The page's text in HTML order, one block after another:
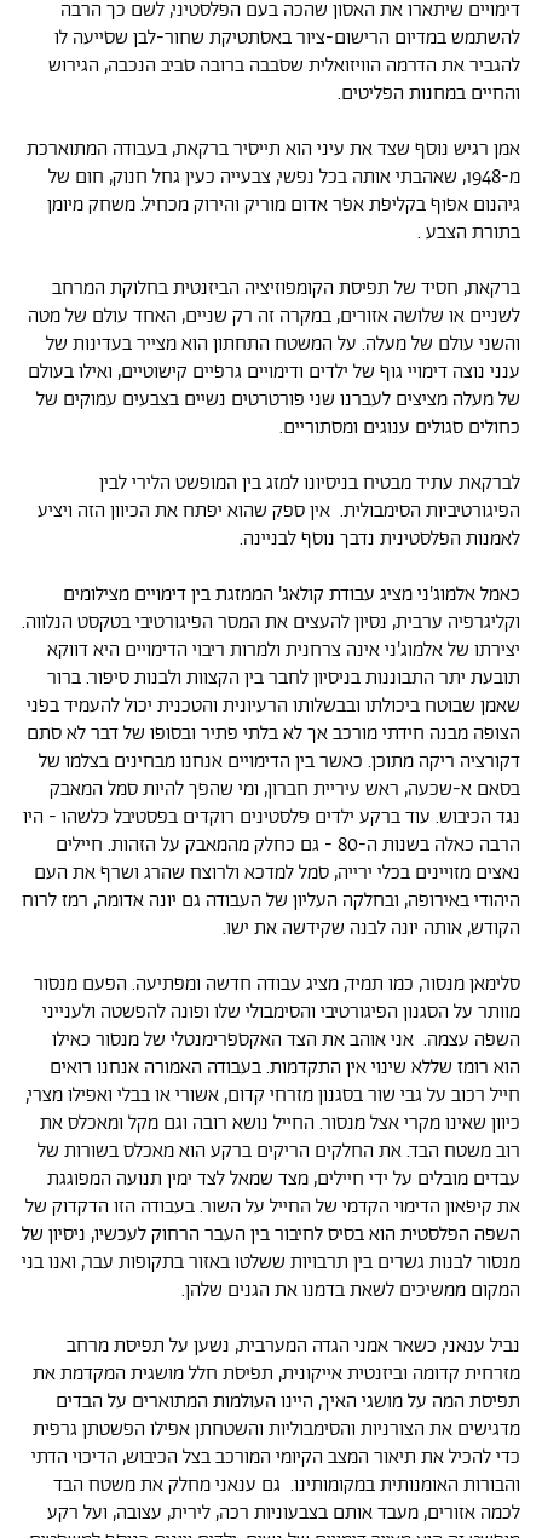
דימויים שיתארו את האסון שהכה בעם הפלסטיני, לשם כך הרבה
להשתמש במדיום הרישום-ציור באסתטיקת שחור-לבן שסייעה לו
להגביר את הדרמה הוויזואלית שסבבה ברובה סביב הנכבה, הגירוש
והחיים במחנות הפליטים.
אמן רגיש נוסף שצד את עיני הוא תייסיר ברקאת, בעבודה המתוארכת
מ-1948, שאהבתי אותה בכל נפשי, צבעייה כעין גחל חנוק, חום של
גיהנום אפוף בקליפת אפר אדום מוריק והירוק מכחיל. משחק מיומן
בתורת הצבע .
ברקאת, חסיד של תפיסת הקומפוזיציה הביזנטית בחלוקת המרחב
לשניים או שלושה אזורים, במקרה זה רק שניים, האחד עולם של מטה
והשני עולם של מעלה. על המשטח התחתון הוא מצייר בעדינות של
ענני נוצה דימויי גוף של ילדים ודימויים גרפיים קישוטיים, ואילו בעולם
של מעלה מציצים לעברנו שני פורטרטים נשיים בצבעים עמוקים של
כחולים סגולים ענוגים ומסתוריים.
לברקאת עתיד מבטיח בניסיונו למזג בין המופשט הלירי לבין
הפיגורטיביות הסימבולית. אין ספק שהוא יפתח את הכיוון הזה ויציע
לאמנות הפלסטינית נדבך נוסף לבניינה.
כאמל אלמוג'ני מציג עבודת קולאג' הממזגת בין דימויים מצילומים
וקליגרפיה ערבית, נסיון להעצים את המסר הפיגורטיבי בטקסט הנלווה.
יצירתו של אלמוג'ני אינה צרחנית ולמרות ריבוי הדימויים היא דווקא
תובעת יתר התבוננות בניסיון לחבר בין הקצוות ולבנות סיפור. ברור
שאמן שבוטח ביכולתו ובבשלותו הרעיונית והטכנית יכול להעמיד בפני
הצופה מבנה חידתי מורכב אך לא בלתי פתיר ובסופו של דבר לא סתם
דקורציה ריקה מתוכן. כאשר בין הדימויים אנחנו מבחינים בצלמו של
בסאם א-שכעה, ראש עיריית חברון, ומי שהפך להיות סמל המאבק
נגד הכיבוש. עוד ברקע ילדים פלסטינים רוקדים בפסטיבל כלשהו - היו
הרבה כאלה בשנות ה-80 - גם כחלק מהמאבק על הזהות. חיילים
נאצים מזויינים בכלי ירייה, סמל למדכא ולרוצח שהרג ושרף את העם
היהודי באירופה, ובחלקה העליון של העבודה גם יונה אדומה, רמז לרוח
הקודש, אותה יונה לבנה שקידשה את ישו.
סלימאן מנסור, כמו תמיד, מציג עבודה חדשה ומפתיעה. הפעם מנסור
מוותר על הסגנון הפיגורטיבי והסימבולי שלו ופונה להפשטה ולענייני
השפה עצמה. אני אוהב את הצד האקספרימנטלי של מנסור כאילו
הוא רומז שללא שינוי אין התקדמות. בעבודה האמורה אנחנו רואים
חייל רכוב על גבי שור בסגנון מזרחי קדום, אשורי או בבלי ואפילו מצרי,
כיוון שאינו מקרי אצל מנסור. החייל נושא רובה וגם מקל ומאכלס את
רוב משטח הבד. את החלקים הריקים ברקע הוא מאכלס בשורות של
עבדים מובלים על ידי חיילים, מצד שמאל לצד ימין תנועה המפוגגת
את קיפאון הדימוי הקדמי של החייל על השור. בעבודה הזו הדקדוק של
השפה הפלסטית הוא בסיס לחיבור בין העבר הרחוק לעכשיו, ניסיון של
מנסור לבנות גשרים בין תרבויות ששלטו באזור בתקופות עבר, ואנו בני
המקום ממשיכים לשאת בדמנו את הגנים שלהן.
נביל ענאני, כשאר אמני הגדה המערבית, נשען על תפיסת מרחב
מזרחית קדומה וביזנטית אייקונית, תפיסת חלל מושגית המקדמת את
תפיסת המה על מושגי האיך, היינו העולמות המתוארים על הבדים
מדגישים את הצורניות והסימבוליות והשטחתן אפילו הפשטתן גרפית
כדי להכיל את תיאור המצב הקיומי המורכב בצל הכיבוש, הדיכוי הדתי
והבורות האומנותית במקומותינו. גם ענאני מחלק את משטח הבד
לכמה אזורים, מעבד אותם בצבעוניות רכה, לירית, עצובה, ועל רקע